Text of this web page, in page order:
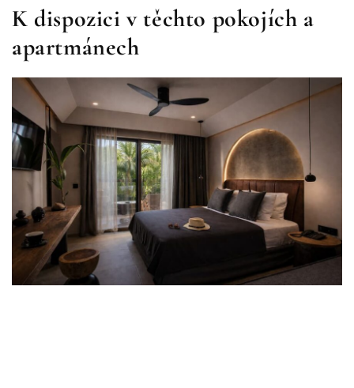
K dispozici v těchto pokojích a
apartmánech